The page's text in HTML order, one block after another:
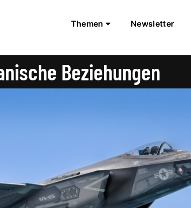
Themen Newsletter
Beziehungen